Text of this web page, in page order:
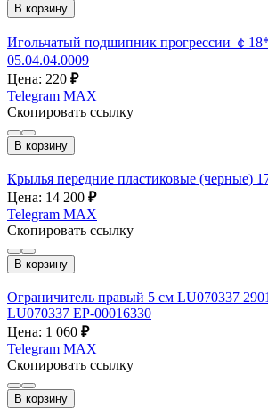
В корзину
Игольчатый подшипник прогрессии ￠
05.04.04.0009
Цена: 220 ₽
Telegram MAX
Скопировать ссылку
В корзину
Крылья передние пластиковые (черные)
Цена: 14 200 ₽
Telegram MAX
Скопировать ссылку
В корзину
Ограничитель правый 5 см LU070337
LU070337 EP-00016330
Цена: 1 060 ₽
Telegram MAX
Скопировать ссылку
В корзину